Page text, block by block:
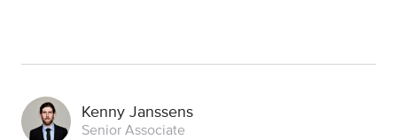
Kenny Janssens
Senior Associate